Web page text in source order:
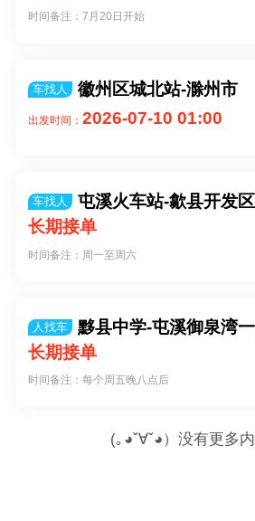
时间备注：7月20日开始
车找人 徽州区城北站-滁州市
出发时间：2026-07-10 01:00
车找人
屯溪火车站-歙县开发区
长期接单
时间备注：周一至周六
人找车
黟县中学-屯溪御泉湾
长期接单
时间备注：每个周五晚八点后
(｡◕ˇ∀ˇ◕）没有更多